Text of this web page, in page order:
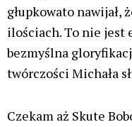
głupkowato nawijał,
ilościach. To nie jest
bezmyślna
twórczości Michała
Czekam aż Skute